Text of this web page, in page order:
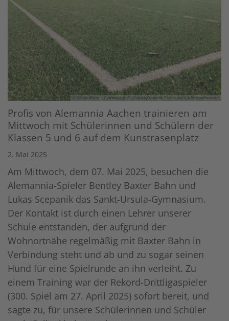
© Bischöfliches Gymnasium St. Ursula (Dominik Esser und Kai Beemelmanns)
Profis von Alemannia Aachen trainieren am
Mittwoch mit Schülerinnen und Schülern der
Klassen 5 und 6 auf dem Kunstrasenplatz
2. Mai 2025
Am Mittwoch, dem 07. Mai 2025, besuchen die
Alemannia-Spieler Bentley Baxter Bahn und
Lukas Scepanik das Sankt-Ursula-Gymnasium.
Der Kontakt ist durch einen Lehrer unserer
Schule entstanden, der aufgrund der
Wohnortnähe regelmäßig mit Baxter Bahn in
Verbindung steht und ab und zu sogar seinen
Hund für eine Spielrunde an ihn verleiht. Zu
einem Training war der Rekord-Drittligaspieler
(300. Spiel am 27. April 2025) sofort bereit, und
sagte zu, für unsere Schülerinnen und Schüler